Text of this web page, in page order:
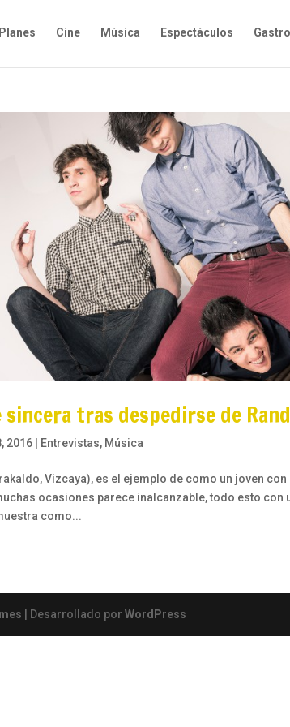
Planes Cine Música Espectáculos
tras despedirse de
2016 Entrevistas, Música
Vizcaya), es el ejemplo de como un joven
ocasiones parece inalcanzable, todo esto
como...
| Desarrollado porWordPress